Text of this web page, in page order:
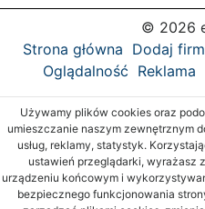
© 2026
Strona główna Dodaj
Oglądalność Reklama
Używamy plików cookies oraz
umieszczanie naszym zewnętrznym
usług, reklamy, statystyk.
ustawień przeglądarki, wyrażasz
urządzeniu końcowym i
bezpiecznego funkcjonowania